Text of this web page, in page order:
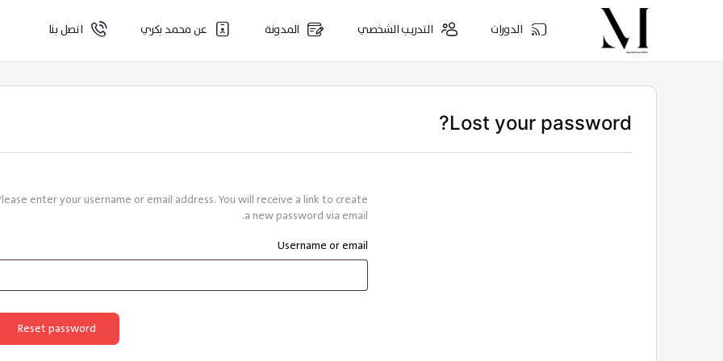
الدورات التدريب الشخصي المدونة عن محمد بكري اتصل بنا
Lost your password?
enter your username or email address. You will receive a link to create
a new password via email.
Username or email
Reset password